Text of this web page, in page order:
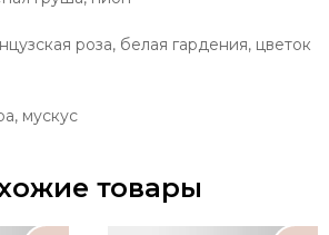
роза, белая гардения, цветок
мускус
товары